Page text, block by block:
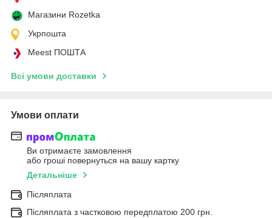
Магазини Rozetka
Укрпошта
Meest ПОШТА
Всі умови доставки
Умови оплати
Ви отримаєте замовлення
або гроші повернуться на вашу картку
Детальніше
Післяплата
Післяплата з частковою передплатою 200 грн.